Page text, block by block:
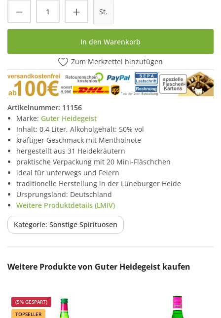
Produkt Anzahl: Gib den gewünschten
St.
In den Warenkorb
Zum Merkzettel hinzufügen
Artikelnummer: 11156
Marke: Guter Heidegeist
Inhalt: 0,4 Liter, Alkoholgehalt: 50% vol
kräftiger Geschmack mit Mentholnote
hergestellt aus 31 Heidekräutern
praktische Verpackung mit 20 Mini-Fläschchen
ideal für unterwegs und Feiern
traditionelle Herstellung in der Lüneburger Heide
Ursprungsland: Deutschland
Weitere Produktdetails (LMIV)
Kategorie: Sonstige Spirituosen
Produktgalerie überspringen
Weitere Produkte von Guter Heidegeist kaufen
(5% GESPART)
TOPSELLER